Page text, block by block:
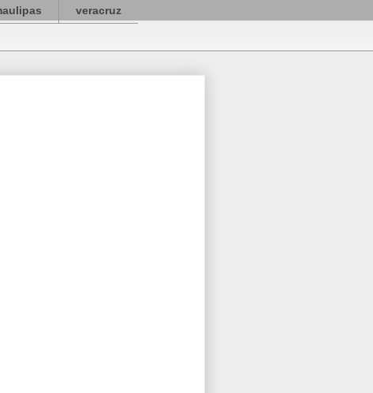
veracruz